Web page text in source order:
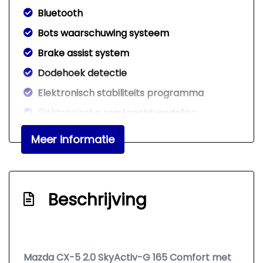
Bluetooth
Bots waarschuwing systeem
Brake assist system
Dodehoek detectie
Elektronisch stabiliteits programma
Elektronische remkrachtverdeling
Hoofd airbag(s) achter
Hoofd airbag(s) voor
Keyless start
Led mistlampen
Passagiersairbag
Rondomzicht camera
Meer informatie
Beschrijving
Mazda CX-5 2.0 SkyActiv-G 165 Comfort met